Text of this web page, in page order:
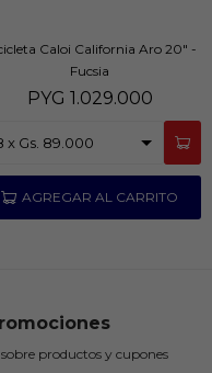
Caloi California Aro 20" -
Fucsia
PYG 1.029.000
productos y cupones